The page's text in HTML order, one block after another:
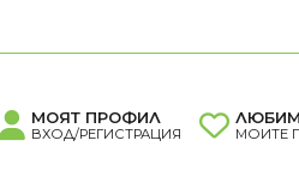
МОЯТ ПРОФИЛ
ВХОД/РЕГИСТРАЦИЯ МОИТЕ